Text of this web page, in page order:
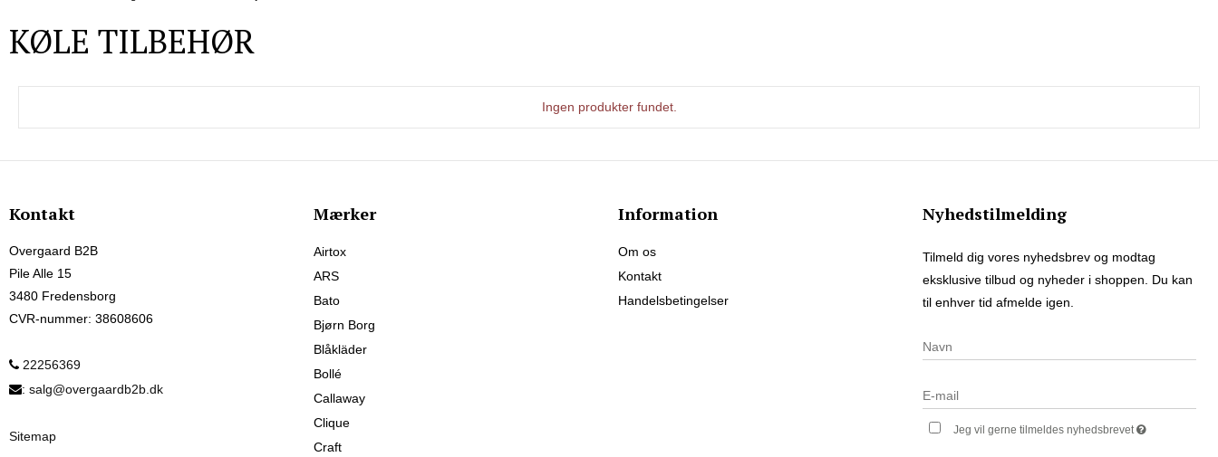
KØLE TILBEHØR
Ingen produkter fundet.
Kontakt
Overgaard B2B
Pile Alle 15
3480 Fredensborg
CVR-nummer: 38608606
22256369
: salg@overgaardb2b.dk
Sitemap
Mærker
Airtox
ARS
Bato
Bjørn Borg
Blåkläder
Bollé
Callaway
Clique
Craft
Information
Om os
Kontakt
Handelsbetingelser
Nyhedstilmelding
Tilmeld dig vores nyhedsbrev og modtag
eksklusive tilbud og nyheder i shoppen. Du kan
til enhver tid afmelde igen.
Jeg vil gerne tilmeldes nyhedsbrevet